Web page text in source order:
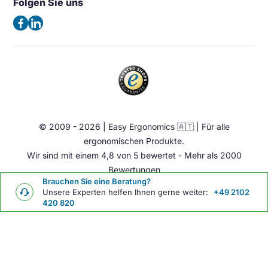
Brauchen Sie eine Beratung?
Unsere Experten helfen Ihnen gerne weiter:
+49 2102
420 820
Allgemeine Geschäftsbedingungen
Datenschutzerklärung
Beleuchtung
Ergonomische Bürostuhl
Übrige
Deutschland
(Keine Besuchsadresse)
info@easy-ergonomics.at
Folgen Sie uns
© 2009 - 2026 | Easy Ergonomics 🇦🇹 | Für alle
ergonomischen Produkte.
Wir sind mit einem 4,8 von 5 bewertet - Mehr als 2000
Bewertungen